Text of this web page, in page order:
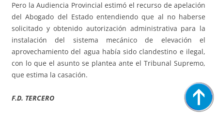
Pero la Audiencia Provincial estimó el recurso de apelación
del Abogado del Estado entendiendo que al no haberse
solicitado y obtenido autorización administrativa para la
instalación del sistema mecánico de elevación el
aprovechamiento del agua había sido clandestino e ilegal,
con lo que el asunto se plantea ante el Tribunal Supremo,
que estima la casación.
F.D. TERCERO